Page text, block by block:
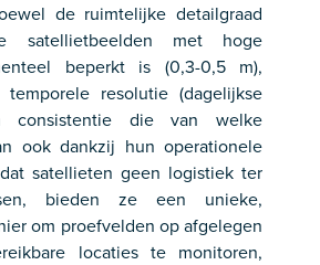
de ruimtelijke detailgraad
satellietbeelden met hoge
beperkt is (0,3-0,5 m),
resolutie (dagelijkse
consistentie die van welke
ook dankzij hun operationele
satellieten geen logistiek ter
bieden ze een unieke,
om proefvelden op afgelegen
locaties te monitoren,